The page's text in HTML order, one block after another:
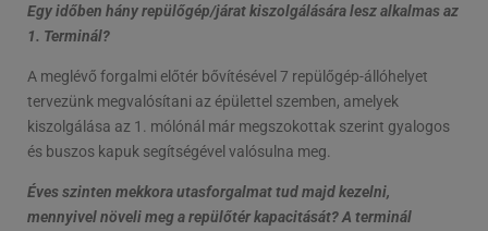
Egy időben hány repülőgép/járat kiszolgálására lesz alkalmas az
1. Terminál?
A meglévő forgalmi előtér bővítésével 7 repülőgép-állóhelyet
tervezünk megvalósítani az épülettel szemben, amelyek
kiszolgálása az 1. mólónál már megszokottak szerint gyalogos
és buszos kapuk segítségével valósulna meg.
Éves szinten mekkora utasforgalmat tud majd kezelni,
mennyivel növeli meg a repülőtér kapacitását? A terminál